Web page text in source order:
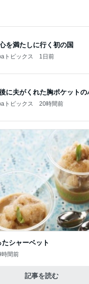
に夫がくれた胸ポケットの
トピックス 20時間前
シャーベット
時間前
記事を読む
トピックス 10時間前